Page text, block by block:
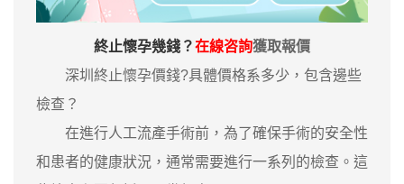
終止懷孕幾錢？在線咨詢獲取報價
深圳終止懷孕價錢?具體價格系多少，包含邊些
檢查？
在進行人工流產手術前，為了確保手術的安全性
和患者的健康狀況，通常需要進行一系列的檢查。這